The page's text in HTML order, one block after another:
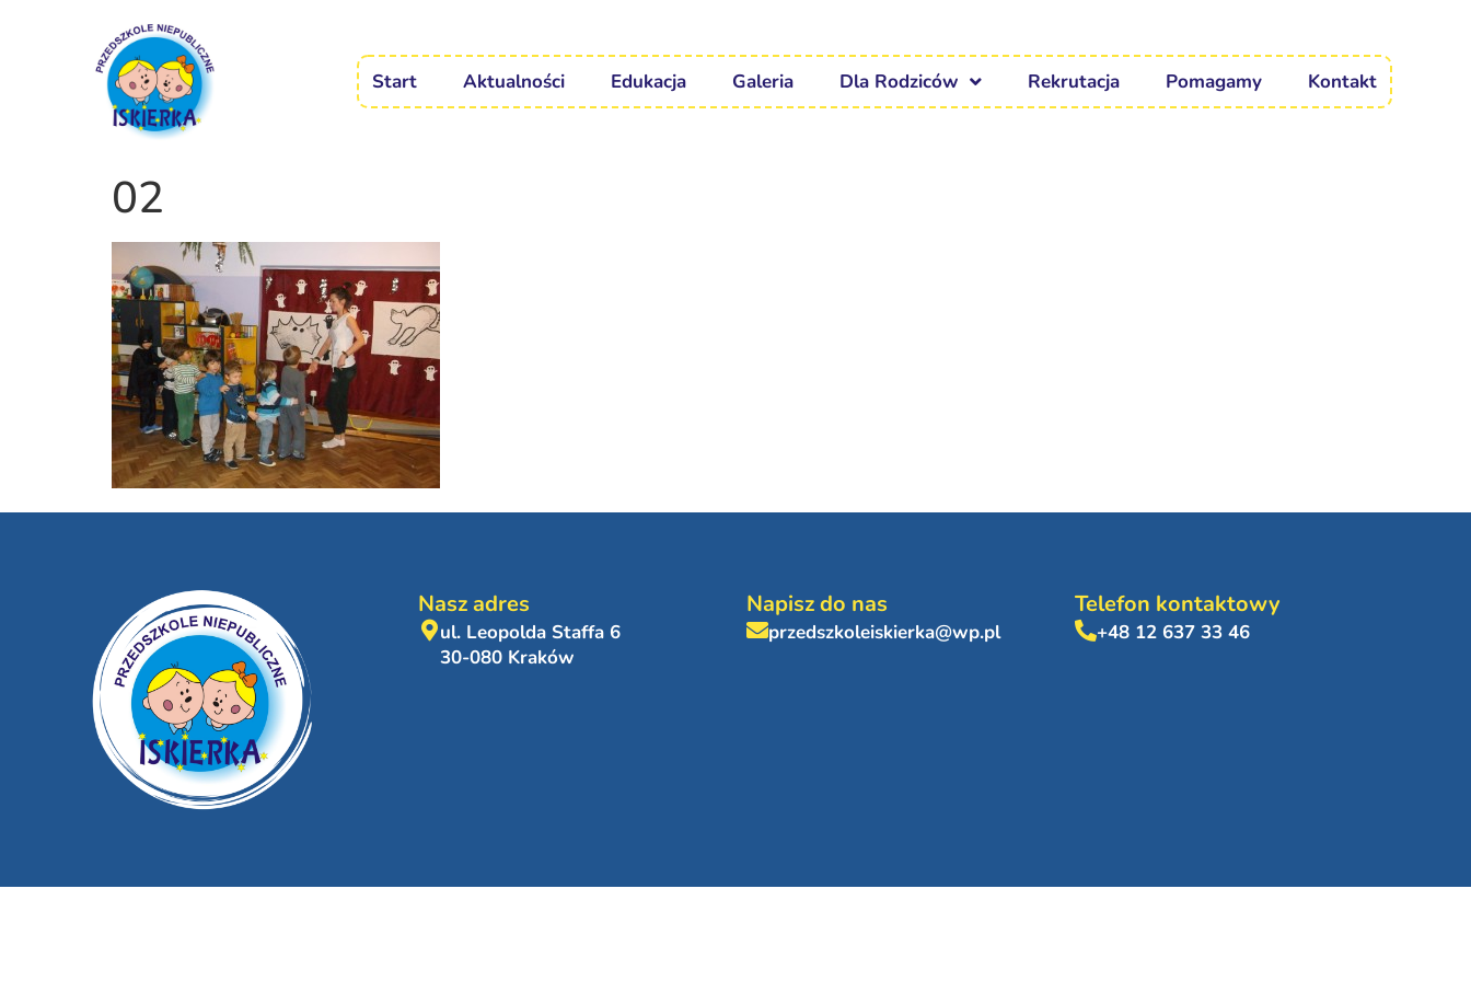
Start Aktualności Edukacja Galeria Dla Rodziców Rekrutacja Pomagamy Kontakt
02
Nasz adres
ul. Leopolda Staffa 6
30-080 Kraków
Napisz do nas
przedszkoleiskierka@wp.pl
Telefon kontaktowy
+48 12 637 33 46